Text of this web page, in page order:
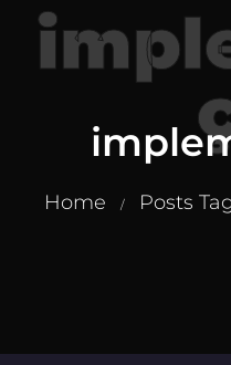
Home / Posts